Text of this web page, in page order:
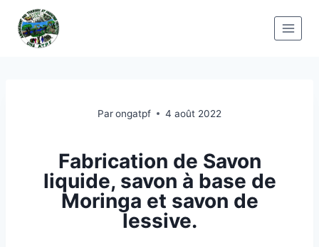
Parongatpf 4 août 2022
Fabrication de Savon
liquide, savon à base de
Moringa et savon de
lessive.